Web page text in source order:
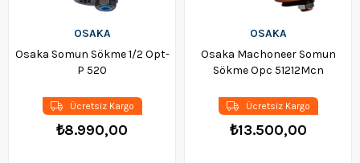
OSAKA
Osaka Somun Sökme 1/2 Opt-
P 520
₺8.990,00
Ücretsiz Kargo
OSAKA
Osaka Machoneer Somun
Sökme Opc 51212Mcn
₺13.500,00
Ücretsiz Kargo